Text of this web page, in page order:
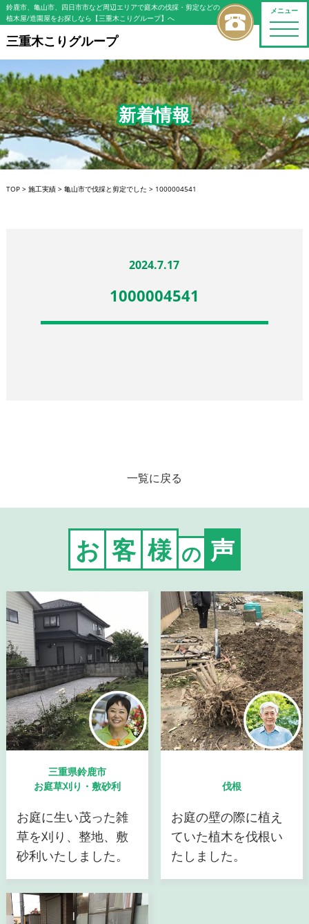
メニュー
toggle
鈴鹿市、亀山市、四日市市など周辺エリアで庭木の伐採・剪定などの
植木屋/造園屋をお探しなら【三重木こりグループ】へ
三重木こりグループ
新着情報
TOP> 施工実績> 亀山市で伐採と剪定でした > 1000004541
2024.7.17
1000004541
一覧に戻る
お 客 様 の 声
三重県鈴鹿市
お庭草刈り・敷砂利
お庭に生い茂った雑
草を刈り、整地、敷
砂利いたしました。
伐根
お庭の壁の際に植え
ていた植木を伐根い
たしました。